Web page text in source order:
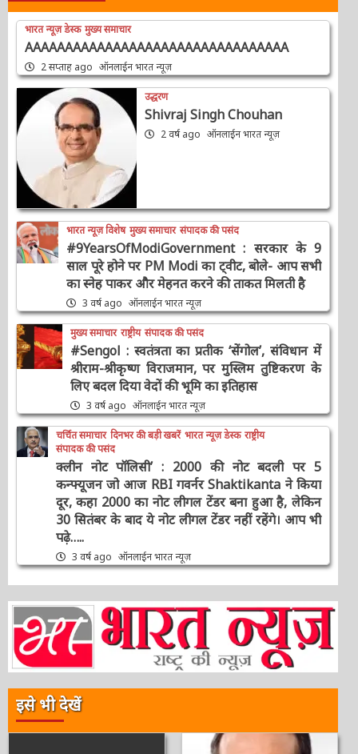
भारत न्यूज़ डेस्क मुख्य समाचार
AAAAAAAAAAAAAAAAAAAAAAAAAAAAAAAAA
2 सप्ताह ago ऑनलाईन भारत न्यूज़
उद्धरण
Shivraj Singh Chouhan
2 वर्ष ago ऑनलाईन भारत न्यूज़
भारत न्यूज़ विशेष मुख्य समाचार संपादक की पसंद
#9YearsOfModiGovernment : सरकार के 9
साल पूरे होने पर PM Modi का ट्वीट, बोले- आप सभी
का स्नेह पाकर और मेहनत करने की ताकत मिलती है
3 वर्ष ago ऑनलाईन भारत न्यूज़
मुख्य समाचार राष्ट्रीय संपादक की पसंद
#Sengol : स्वतंत्रता का प्रतीक ‘सेंगोल’, संविधान में
श्रीराम-श्रीकृष्ण विराजमान, पर मुस्लिम तुष्टिकरण के
लिए बदल दिया वेदों की भूमि का इतिहास
3 वर्ष ago ऑनलाईन भारत न्यूज़
चर्चित समाचार दिनभर की बड़ी खबरें भारत न्यूज़ डेस्क राष्ट्रीय
संपादक की पसंद
क्लीन नोट पॉलिसी’ : 2000 की नोट बदली पर 5
कन्फ्यूजन जो आज RBI गवर्नर Shaktikanta ने किया
दूर, कहा 2000 का नोट लीगल टेंडर बना हुआ है, लेकिन
30 सितंबर के बाद ये नोट लीगल टेंडर नहीं रहेंगे। आप भी
पढ़े…..
3 वर्ष ago ऑनलाईन भारत न्यूज़
इसे भी देखें